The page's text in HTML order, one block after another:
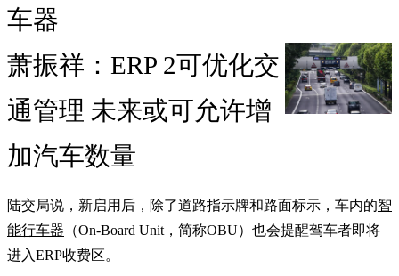
车器
萧振祥：ERP 2可优化交
通管理 未来或可允许增
加汽车数量
陆交局说，新启用后，除了道路指示牌和路面标示，车内的智
能行车器 （On-Board Unit，简称OBU）也会提醒驾车者即将
进入ERP收费区。